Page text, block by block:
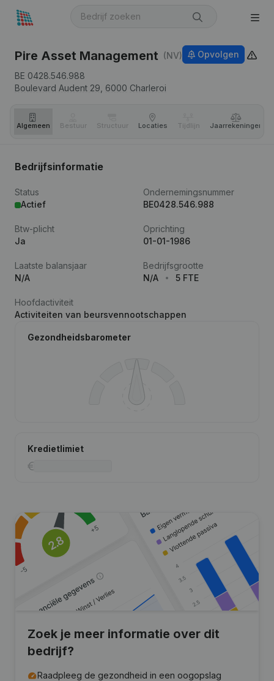
Pire Asset Management (NV)
BE 0428.546.988
Boulevard Audent 29, 6000 Charleroi
Opvolgen
Algemeen Bestuur Structuur Locaties Tijdlijn Jaar­rekeningen
Bedrijfsinformatie
Status
Actief
Ondernemingsnummer
BE0428.546.988
Btw-plicht
Ja
Oprichting
01-01-1986
Laatste balansjaar
N/A
Bedrijfsgrootte
N/A
5 FTE
Hoofdactiviteit
Activiteiten van beursvennootschappen
Gezondheidsbarometer
Kredietlimiet
Zoek je meer informatie over dit
bedrijf?
Raadpleeg de gezondheid in een oogopslag